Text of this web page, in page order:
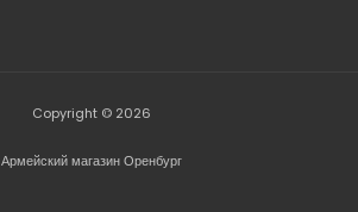
Copyright © 2026
Армейский магазин Оренбург